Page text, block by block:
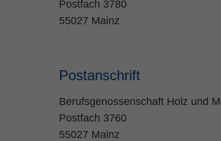
Postfach 3780
55027 Mainz
Postanschrift
Berufsgenossenschaft Holz und
Postfach 3760
55027 Mainz